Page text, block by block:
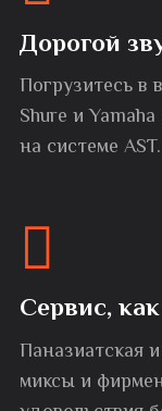
Дорогой
Погрузитесь в
Shure и
на системе AST.
Сервис,
Паназиатская
миксы и